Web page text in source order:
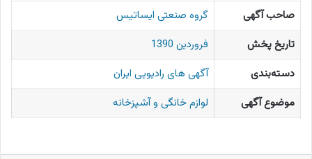
صاحب آگهی
گروه صنعتی ایساتیس
تاریخ پخش
فروردین 1390
دسته‌بندی
آگهی های رادیویی ایران
موضوع آگهی
لوازم خانگی و آشپزخانه